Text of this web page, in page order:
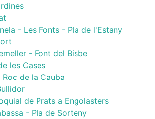
- Les Fonts - Pla de l'Estany
- Font del Bisbe
les Cases
de la Cauba
de Prats a Engolasters
- Pla de Sorteny